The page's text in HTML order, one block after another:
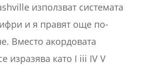
използват системата
и я правят още по-
Вместо акордовата
изразява като I iii IV V